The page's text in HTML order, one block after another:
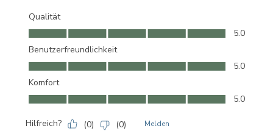
Qualität
Qualität, 5.0 von 5
5.0
Benutzerfreundlichkeit
Benutzerfreundlichkeit, 5.0 von 5
5.0
Komfort
Komfort, 5.0 von 5
5.0
Hilfreich? (0) (0) Melden